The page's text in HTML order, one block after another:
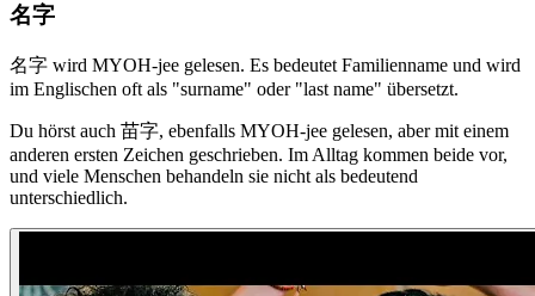
名字
名字 wird MYOH-jee gelesen. Es bedeutet Familienname und wird
im Englischen oft als "surname" oder "last name" übersetzt.
Du hörst auch 苗字, ebenfalls MYOH-jee gelesen, aber mit einem
anderen ersten Zeichen geschrieben. Im Alltag kommen beide vor,
und viele Menschen behandeln sie nicht als bedeutend
unterschiedlich.